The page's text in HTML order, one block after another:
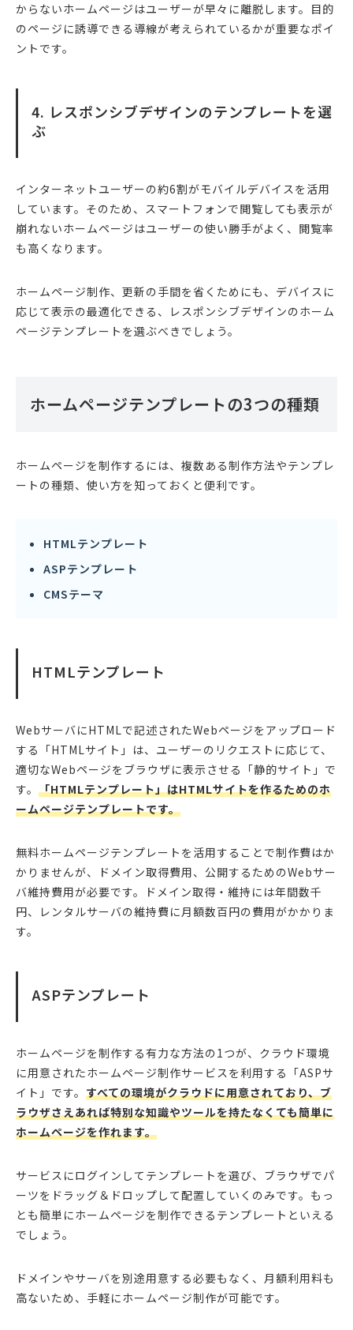
からないホームページはユーザーが早々に離脱します。目的
のページに誘導できる導線が考えられているかが重要なポイ
ントです。
4. レスポンシブデザインのテンプレートを選
ぶ
インターネットユーザーの約6割がモバイルデバイスを活用
しています。そのため、スマートフォンで閲覧しても表示が
崩れないホームページはユーザーの使い勝手がよく、閲覧率
も高くなります。
ホームページ制作、更新の手間を省くためにも、デバイスに
応じて表示の最適化できる、レスポンシブデザインのホーム
ページテンプレートを選ぶべきでしょう。
ホームページテンプレートの3つの種類
ホームページを制作するには、複数ある制作方法やテンプレ
ートの種類、使い方を知っておくと便利です。
HTMLテンプレート
ASPテンプレート
CMSテーマ
HTMLテンプレート
WebサーバにHTMLで記述されたWebページをアップロード
する「HTMLサイト」は、ユーザーのリクエストに応じて、
適切なWebページをブラウザに表示させる「静的サイト」で
す。 「HTMLテンプレート」はHTMLサイトを作るためのホ
ームページテンプレートです。
無料ホームページテンプレートを活用することで制作費はか
かりませんが、ドメイン取得費用、公開するためのWebサー
バ維持費用が必要です。ドメイン取得・維持には年間数千
円、レンタルサーバの維持費に月額数百円の費用がかかりま
す。
ASPテンプレート
ホームページを制作する有力な方法の1つが、クラウド環境
に用意されたホームページ制作サービスを利用する「ASPサ
イト」です。 すべての環境がクラウドに用意されており、ブ
ラウザさえあれば特別な知識やツールを持たなくても簡単に
ホームページを作れます。
サービスにログインしてテンプレートを選び、ブラウザでパ
ーツをドラッグ＆ドロップして配置していくのみです。もっ
とも簡単にホームページを制作できるテンプレートといえる
でしょう。
ドメインやサーバを別途用意する必要もなく、月額利用料も
高ないため、手軽にホームページ制作が可能です。